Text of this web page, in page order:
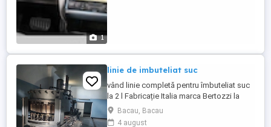
1
linie de imbuteliat suc
vând linie completă pentru îmbuteliat suc
la 2 l Fabricație Italia marca Bertozzi la
cerere pot trimitime video
Bacau, Bacau
4 august